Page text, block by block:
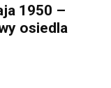
1950 –
osiedla